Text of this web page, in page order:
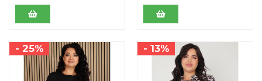
- 25% - 13%